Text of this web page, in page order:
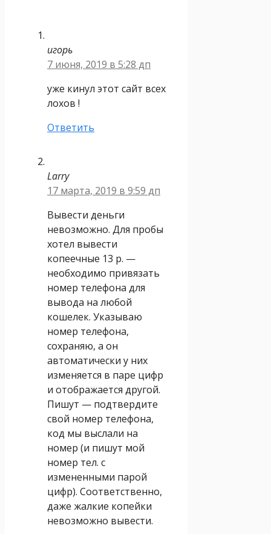
игорь
7 июня, 2019 в 5:28 дп
уже кинул этот сайт всех
лохов !
Ответить
Larry
17 марта, 2019 в 9:59 дп
Вывести деньги
невозможно. Для пробы
хотел вывести
копеечные 13 р. —
необходимо привязать
номер телефона для
вывода на любой
кошелек. Указываю
номер телефона,
сохраняю, а он
автоматически у них
изменяется в паре цифр
и отображается другой.
Пишут — подтвердите
свой номер телефона,
код мы выслали на
номер (и пишут мой
номер тел. с
измененными парой
цифр). Соответственно,
даже жалкие копейки
невозможно вывести.